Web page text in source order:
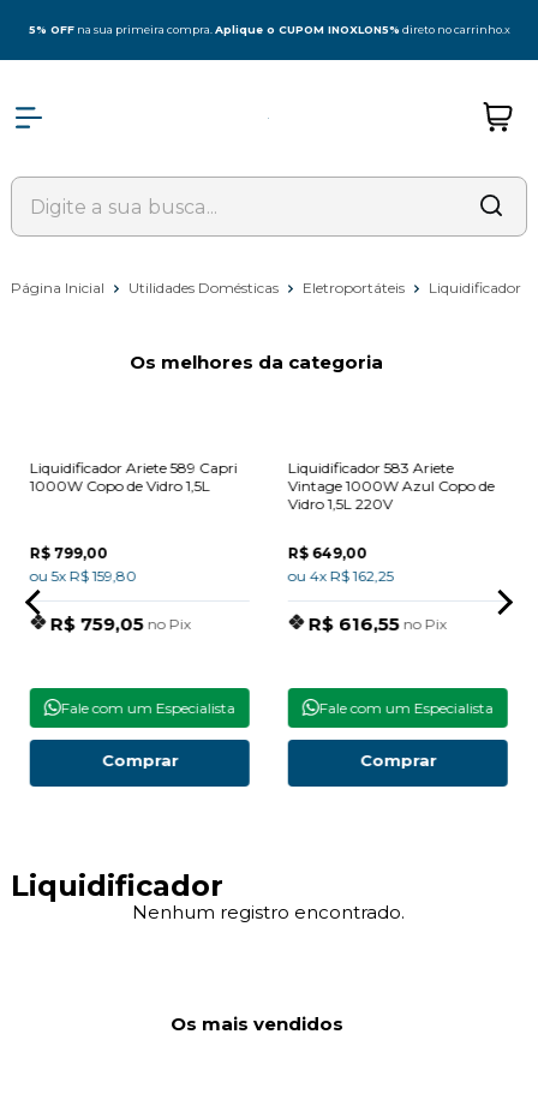
5% OFF na sua primeira compra.Aplique o CUPOM INOXLON5% direto no carrinho.x
Página Inicial Utilidades Domésticas Eletroportáteis Liquidificador
Os melhores da categoria
Liquidificador Ariete 589 Capri
1000W Copo de Vidro 1,5L
R$ 799,00
ou 5x R$ 159,80
R$ 759,05 no Pix
Fale com um Especialista
Comprar
Liquidificador 583 Ariete
Vintage 1000W Azul Copo de
Vidro 1,5L 220V
R$ 649,00
ou 4x R$ 162,25
R$ 616,55 no Pix
Fale com um Especialista
Comprar
Liquidificador
Nenhum registro encontrado.
Os mais vendidos